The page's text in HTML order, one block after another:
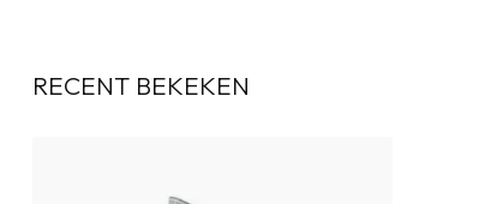
RECENT BEKEKEN